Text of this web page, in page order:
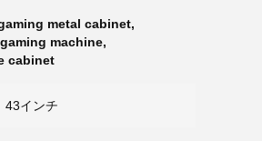
metal cabinet,
machine,
cabinet
43インチ